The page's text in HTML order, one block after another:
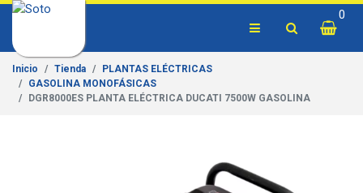
0
Inicio Tienda
PLANTAS ELÉCTRICAS
GASOLINA MONOFÁSICAS
DGR8000ES PLANTA ELÉCTRICA DUCATI 7500W GASOLINA